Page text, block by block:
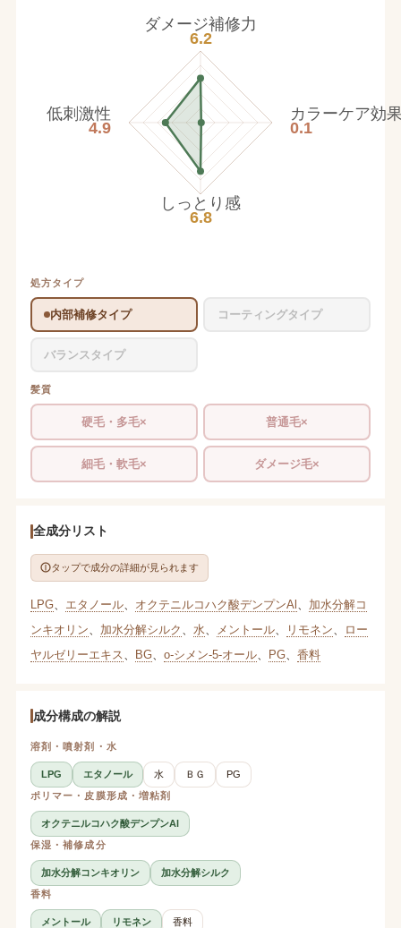
ダメージ補修力
6.2
カラーケア効
0.1
しっとり感
6.8
低刺激性
4.9
処方タイプ
内部補修タイプ コーティングタイプ
バランスタイプ
髪質
硬毛・多毛× 普通毛×
細毛・軟毛× ダメージ毛×
全成分リスト
タップで成分の詳細が見られます
LPG、 エタノール、 オクテニルコハク酸デンプンAl
加水分解コ
ンキオリン
加水分解シルク 水 メントール、 リモネン
ロー
ヤルゼリーエキス
BG、 o-シメン-5-オール、 PG、 香料
成分構成の解説
溶剤・噴射剤・水
LPG エタノール 水 ＢＧ
PG
ポリマー・皮膜形成・増粘剤
オクテニルコハク酸デンプンAl
保湿・補修成分
加水分解コンキオリン
加水分解シルク
香料
メントール リモネン
香料